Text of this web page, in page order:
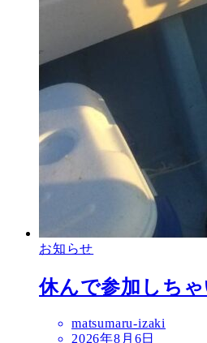
お知らせ
休んで参加しち
matsumaru-izaki
2026年8月6日